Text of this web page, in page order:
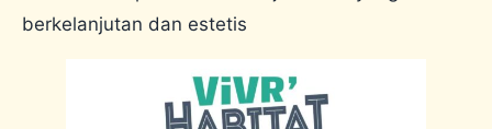
berkelanjutan dan estetis